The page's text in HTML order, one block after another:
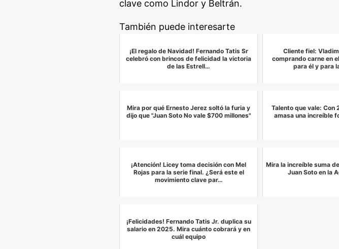
clave como Lindor y Beltrán.
También puede interesarte
¡El regalo de Navidad! Fernando Tatis Sr
celebró con brincos de felicidad la victoria
de las Estrell…
Cliente fiel:
comprando carne en
para él y para
Mira por qué Ernesto Jerez soltó la furia y
dijo que "Juan Soto No vale $700 millones"
Talento que vale: Con
amasa una increíble
¡Atención! Licey toma decisión con Mel
Rojas para la serie final. ¿Será este el
movimiento clave par…
Mira la increíble suma
Juan Soto en la
¡Felicidades! Fernando Tatis Jr. duplica su
salario en 2025. Mira cuánto cobrará y en
cuál equipo